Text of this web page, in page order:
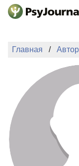
Перейти к
Регистрация
Главная